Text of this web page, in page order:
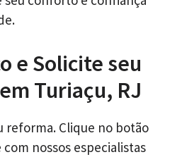
e Solicite seu
Turiaçu, RJ
reforma. Clique no botão
nossos especialistas